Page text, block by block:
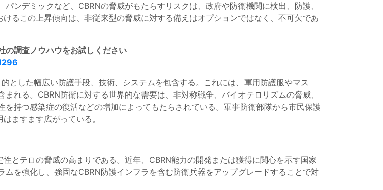
ンデミックなど、CBRNの脅威がもたらすリスクは、政府や防衛機関に検出、防護、
るこの上昇傾向は、非従来型の脅威に対する備えはオプションではなく、不可欠であ
の調査ノウハウをお試しください
とした幅広い防護手段、技術、システムを包含する。これには、軍用防護服やマス
れる。CBRN防衛に対する世界的な需要は、非対称戦争、バイオテロリズムの脅威、
持つ感染症の復活などの増加によってもたらされている。軍事防衛部隊から市民保護
ますます広がっている。
とテロの脅威の高まりである。近年、CBRN能力の開発または獲得に関心を示す国家
を強化し、強固なCBRN防護インフラを含む防衛兵器をアップグレードすることで対